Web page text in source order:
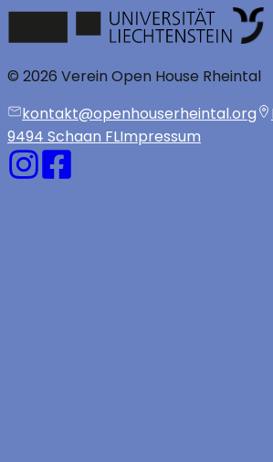
© 2026 Verein Open House Rheintal
kontakt@openhouserheintal.org
9494 Schaan FLImpressum